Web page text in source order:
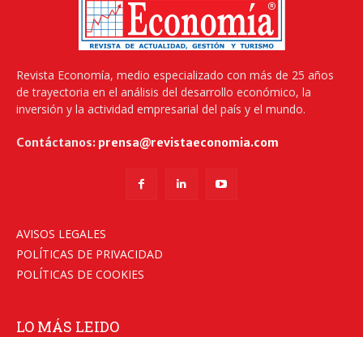
Revista Economía, medio especializado con más de 25 años
de trayectoria en el análisis del desarrollo económico, la
inversión y la actividad empresarial del país y el mundo.
Contáctanos: prensa@revistaeconomia.com
AVISOS LEGALES
POLÍTICAS DE PRIVACIDAD
POLÍTICAS DE COOKIES
LO MÁS LEIDO